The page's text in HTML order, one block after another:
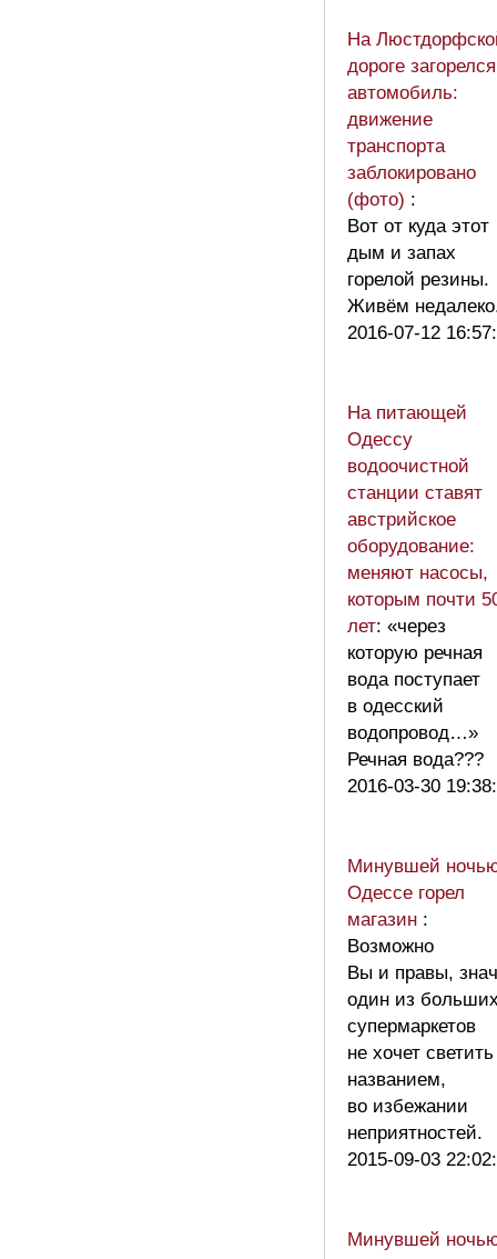
На
дороге загорелся
автомобиль:
движение
транспорта
заблокировано
(фото) :
Вот от куда этот
дым и запах
горелой резины.
Живём
2016-07-12
На питающей
Одессу
водоочистной
станции ставят
австрийское
оборудование:
меняют насосы,
которым почти
лет: «через
которую речная
вода поступает
в одесский
водопровод…»
Речная вода???
2016-03-30
Минувшей
Одессе горел
магазин :
Возможно
Вы и правы,
один из
супермаркетов
не хочет светить
названием,
во избежании
неприятностей.
2015-09-03
Минувшей